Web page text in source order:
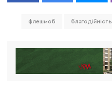
флешмоб благодійність